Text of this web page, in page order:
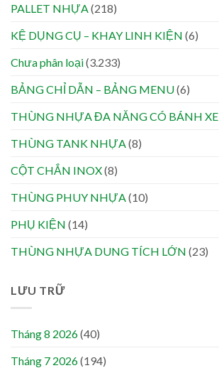
PALLET NHỰA(218)
KỆ DỤNG CỤ – KHAY LINH KIỆN (6)
Chưa phân loại(3.233)
BẢNG CHỈ DẪN – BẢNG MENU(6)
THÙNG NHỰA ĐA NĂNG CÓ BÁNH XE
THÙNG TANK NHỰA(8)
CỘT CHẮN INOX(8)
THÙNG PHUY NHỰA(10)
PHỤ KIỆN (14)
THÙNG NHỰA DUNG TÍCH LỚN (23)
LƯU TRỮ
Tháng 8 2026(40)
Tháng 7 2026(194)